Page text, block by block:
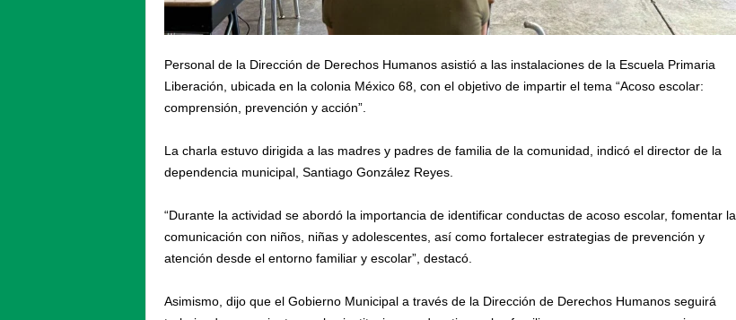
Personal de la Dirección de Derechos Humanos asistió a las instalaciones de la Escuela Primaria
Liberación, ubicada en la colonia México 68, con el objetivo de impartir el tema “Acoso escolar:
comprensión, prevención y acción”.
La charla estuvo dirigida a las madres y padres de familia de la comunidad, indicó el director de la
dependencia municipal, Santiago González Reyes.
“Durante la actividad se abordó la importancia de identificar conductas de acoso escolar, fomentar la
comunicación con niños, niñas y adolescentes, así como fortalecer estrategias de prevención y
atención desde el entorno familiar y escolar”, destacó.
Asimismo, dijo que el Gobierno Municipal a través de la Dirección de Derechos Humanos seguirá